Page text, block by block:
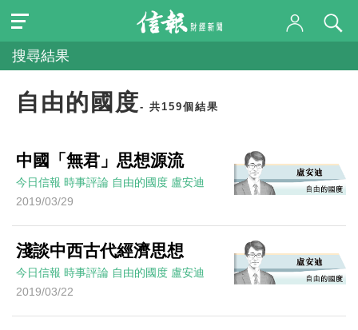
搜尋結果
自由的國度- 共159個結果
中國「無君」思想源流
今日信報 時事評論 自由的國度 盧安迪
2019/03/29
淺談中西古代經濟思想
今日信報 時事評論 自由的國度 盧安迪
2019/03/22